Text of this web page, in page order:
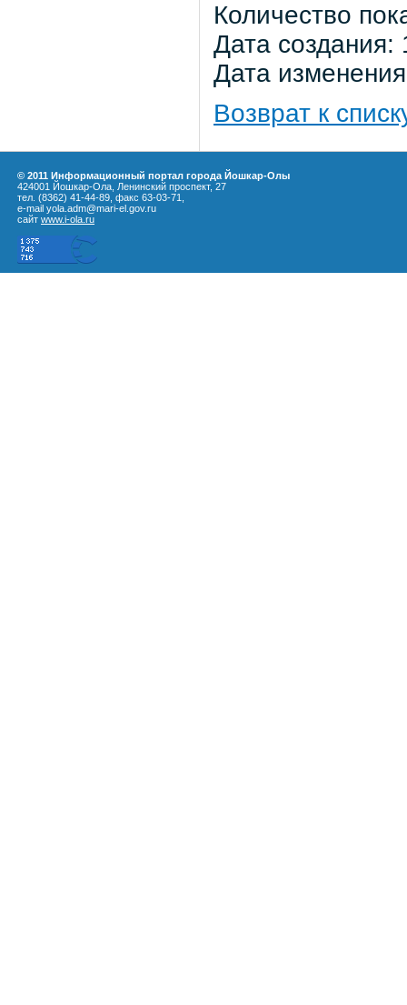
Количество
Дата
Дата
Возврат к
© 2011 Информационный портал города Йошкар-Олы
424001 Йошкар-Ола, Ленинский проспект, 27
тел. (8362) 41-44-89, факс 63-03-71,
e-mail yola.adm@mari-el.gov.ru
сайт www.i-ola.ru